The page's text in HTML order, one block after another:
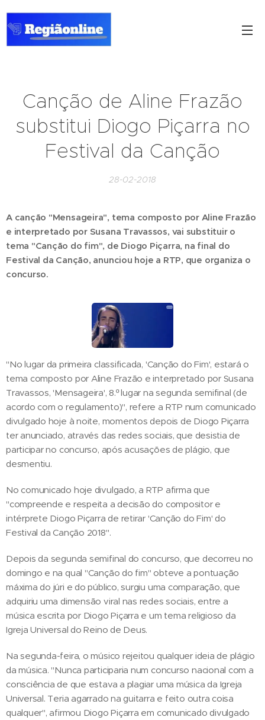
Canção de Aline Frazão
substitui Diogo Piçarra no
Festival da Canção
28-02-2018
A canção "Mensageira", tema composto por Aline Frazão
e interpretado por Susana Travassos, vai substituir o
tema "Canção do fim", de Diogo Piçarra, na final do
Festival da Canção, anunciou hoje a RTP, que organiza o
concurso.
"No lugar da primeira classificada, 'Canção do Fim', estará o
tema composto por Aline Frazão e interpretado por Susana
Travassos, 'Mensageira', 8.º lugar na segunda semifinal (de
acordo com o regulamento)", refere a RTP num comunicado
divulgado hoje à noite, momentos depois de Diogo Piçarra
ter anunciado, através das redes sociais, que desistia de
participar no concurso, após acusações de plágio, que
desmentiu.
No comunicado hoje divulgado, a RTP afirma que
"compreende e respeita a decisão do compositor e
intérprete Diogo Piçarra de retirar 'Canção do Fim' do
Festival da Canção 2018".
Depois da segunda semifinal do concurso, que decorreu no
domingo e na qual "Canção do fim" obteve a pontuação
máxima do júri e do público, surgiu uma comparação, que
adquiriu uma dimensão viral nas redes sociais, entre a
música escrita por Diogo Piçarra e um tema religioso da
Igreja Universal do Reino de Deus.
Na segunda-feira, o músico rejeitou qualquer ideia de plágio
da música. "Nunca participaria num concurso nacional com a
consciência de que estava a plagiar uma música da Igreja
Universal. Teria agarrado na guitarra e feito outra coisa
qualquer", afirmou Diogo Piçarra em comunicado divulgado